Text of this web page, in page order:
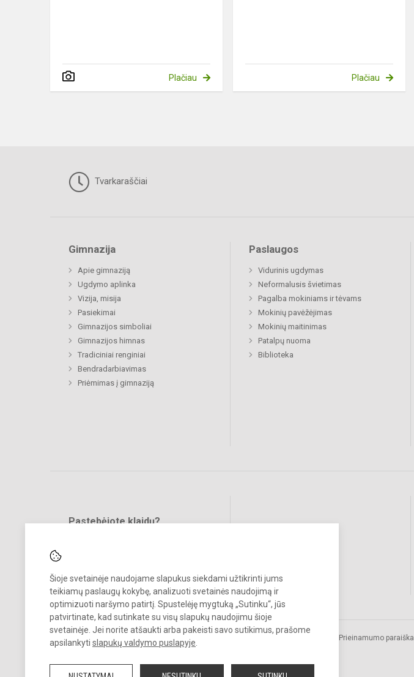
Šioje svetainėje naudojame slapukus siekdami užtikrinti jums
teikiamų paslaugų kokybę, analizuoti svetainės naudojimą ir
optimizuoti naršymo patirtį. Spustelėję mygtuką „Sutinku“, jūs
patvirtinate, kad sutinkate su visų slapukų naudojimu šioje
svetainėje. Jei norite atšaukti arba pakeisti savo sutikimus, prašome
apsilankyti slapukų valdymo puslapyje
Plačiau Plačiau
Tvarkaraščiai
Gimnazija
Apie gimnaziją
Ugdymo aplinka
Vizija, misija
Pasiekimai
Gimnazijos simboliai
Gimnazijos himnas
Tradiciniai renginiai
Bendradarbiavimas
Priėmimas į gimnaziją
Paslaugos
Vidurinis ugdymas
Neformalusis švietimas
Pagalba mokiniams ir tėvams
Mokinių pavėžėjimas
Mokinių maitinimas
Patalpų nuoma
Biblioteka
Pastebėjote klaidų?
© 2022. Raseinių r. Ariogalos gimnazija. Visos teisės saugomos.
Kopijuoti turinį be raštiško gimnazijos sutikimo griežtai draudžiama.
Prieinamumo paraiška